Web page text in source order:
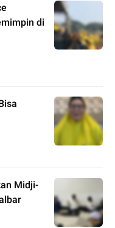
di
Midji-